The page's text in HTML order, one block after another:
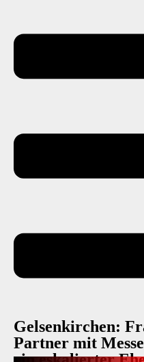
Gelsenkirchen:
Partner mit